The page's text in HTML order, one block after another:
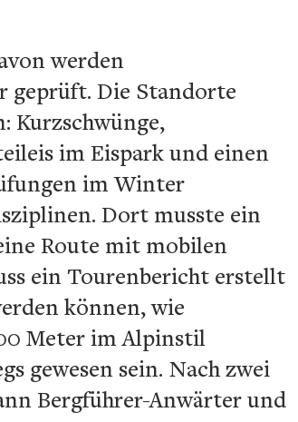
werden
geprüft. Die Standorte
Kurzschwünge,
im Eispark und einen
im Winter
Dort musste ein
Route mit mobilen
ein Tourenbericht erstellt
können, wie
Meter im Alpinstil
gewesen sein. Nach zwei
Bergführer-Anwärter und